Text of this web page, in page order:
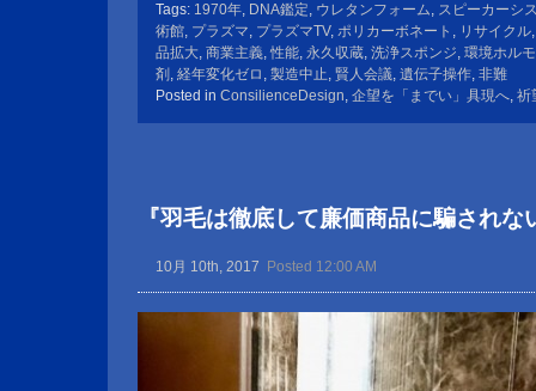
Tags: 1970年, DNA鑑定, ウレタンフォーム, スピーカーシ
術館, プラズマ, プラズマTV, ポリカーボネート , リサイクル
品拡大, 商業主義,性能, 永久収蔵, 洗浄スポンジ, 環境ホル
剤 , 経年変化ゼロ , 製造中止, 賢人会議, 遺伝子操作, 非難
Posted in ConsilienceDesign, 企望を「までい」具現へ, 祈
『羽毛は徹底して廉価商品に騙されな
10月 10th, 2017 Posted 12:00 AM